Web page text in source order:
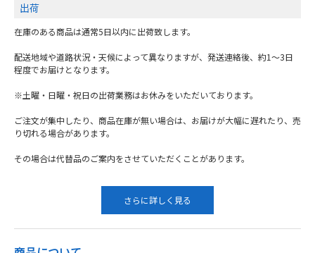
出荷
在庫のある商品は通常5日以内に出荷致します。
配送地域や道路状況・天候によって異なりますが、発送連絡後、約1～3日
程度でお届けとなります。
※土曜・日曜・祝日の出荷業務はお休みをいただいております。
ご注文が集中したり、商品在庫が無い場合は、お届けが大幅に遅れたり、売
り切れる場合があります。
その場合は代替品のご案内をさせていただくことがあります。
さらに詳しく見る